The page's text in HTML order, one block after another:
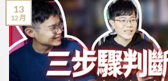
前
茅？
磨
掉
婚
姻
的
瑣
異
與
適
合
族
群〉
中
13
12 月